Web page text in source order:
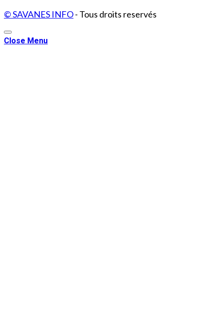
© SAVANES INFO- Tous droits reservés
Close Menu